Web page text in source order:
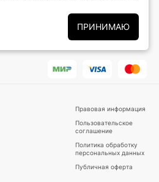
ПРИНИМАЮ
соглашаетесь с условиямиПолитики
и даёте своё согласие на их
Правовая информация
Пользовательское
соглашение
Политика обработку
персональных данных
Публичная оферта